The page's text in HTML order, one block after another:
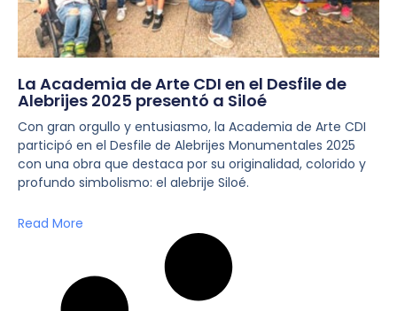
La Academia de Arte CDI en el Desfile de
Alebrijes 2025 presentó a Siloé
Con gran orgullo y entusiasmo, la Academia de Arte CDI
participó en el Desfile de Alebrijes Monumentales 2025
con una obra que destaca por su originalidad, colorido y
profundo simbolismo: el alebrije Siloé.
Read More